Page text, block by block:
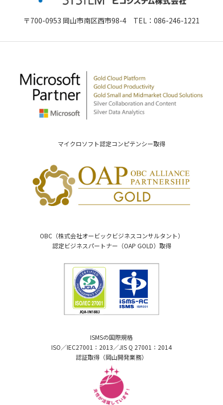
〒700-0953 岡山市南区西市98-4 TEL： 086-246-1221
マイクロソフト認定コンピテンシー取得
OBC（株式会社オービックビジネスコンサルタント）
認定ビジネスパートナー（OAP GOLD）取得
ISMSの国際規格
ISO／IEC27001：2013／JIS Q 27001：2014
認証取得（岡山開発業務）